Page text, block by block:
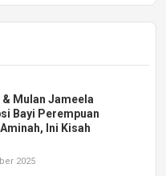
Mulan Jameela
Bayi Perempuan
Ini Kisah
2025